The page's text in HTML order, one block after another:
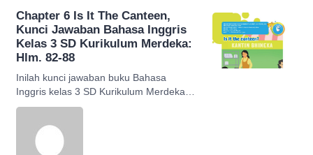
Chapter 6 Is It The Canteen,
Kunci Jawaban Bahasa Inggris
Kelas 3 SD Kurikulum Merdeka:
Hlm. 82-88
Inilah kunci jawaban buku Bahasa
Inggris kelas 3 SD Kurikulum Merdeka
Chapter 6 Is It The Canteen halaman 82-